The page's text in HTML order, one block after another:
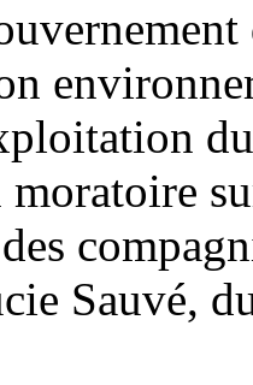
moratoire
Sauvé,